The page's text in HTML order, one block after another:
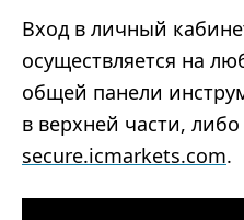
Вход в личный
осуществляется на
общей панели
в верхней части,
secure.icmarkets.com.